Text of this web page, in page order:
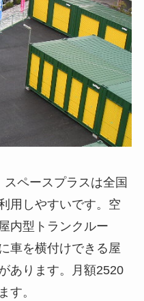
ペースプラスは全国
用しやすいです。空
内型トランクルー
車を横付けできる屋
あります。月額2520
す。